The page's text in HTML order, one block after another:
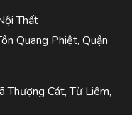
Thất
Quang Phiệt, Quận
Thượng Cát, Từ Liêm,